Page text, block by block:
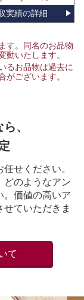
実績の詳細
す。同名のお品物
動いたします。
るお品物は過去に
がございます。
、
せください。
どのようなアン
。価値の高いア
ていただきま
て